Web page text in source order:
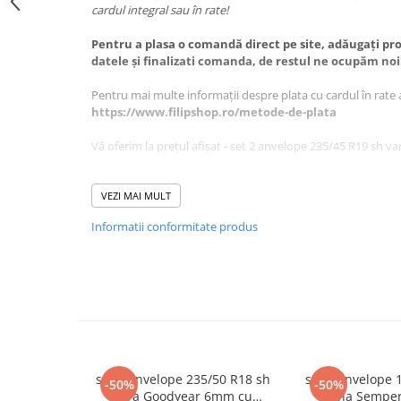
Scule Vulcanizare
Cadouri Potrivite
Accesorii Telefon
Aparate premium
Instrumente de scris premium
cardul integral sau în rate!
Pentru a plasa o comandă direct pe site, adăugați
datele și finalizati comanda, de restul ne ocupăm
Pentru mai multe informații despre plata cu cardul în rate
https://www.filipshop.ro/metode-de-plata
Vă oferim la prețul afișat - set 2 anvelope 235/45 R19 sh
1buc are petec
Lățime: 235
Sezon: Vara
Garanție: 30 zile*
VEZI MAI MULT
Informatii conformitate produs
-50%
set 2 anvelope 235/50 R18 sh
vara Goodyear 6mm cu
-50%
set 2 anvelope
iarna